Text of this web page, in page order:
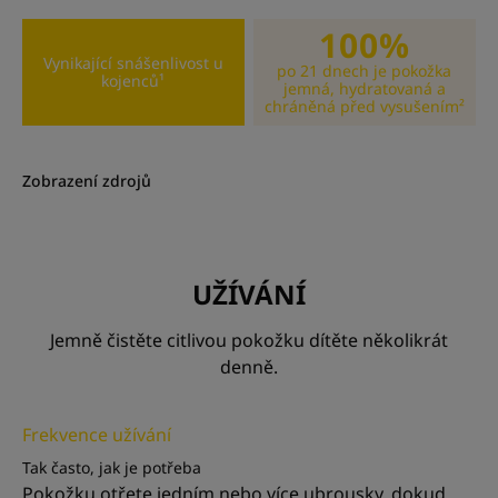
hydrataci a chrání pokožku před vysoušením.
• Zjemňují : tyto čisticí ubrousky na celé tělo zklidňují
podráždění při přebalování nebo omývání a zjemňují
pokožku, aniž by zanechávaly lepivý pocit.
dětí pod pediatrickou kontrolou.
Vynikající snášenlivost u
kojenců¹
100%
po 21 dnech je pokožka
jemná, hydratovaná a
chráněná před vysušením²
Zobrazení zdrojů
UŽÍVÁNÍ
Jemně čistěte citlivou pokožku dítěte několikrát
denně.
Frekvence užívání
Tak často, jak je potřeba